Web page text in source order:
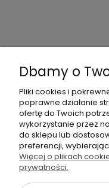
Dbamy o
Pliki cookies i
poprawne działanie
ofertę do Twoich
wykorzystanie przez
do sklepu lub
preferencji,
Więcej o plikach
prywatności.